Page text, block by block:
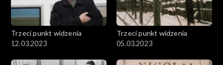
Trzeci punkt widzenia
12.03.2023
Trzeci punkt widzenia
05.03.2023